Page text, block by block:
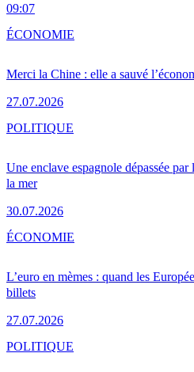
09:07
Merci la Chine : elle a sauvé
27.07.2026
ÉCONOMIE
Une enclave espagnole dépassée
la mer
30.07.2026
POLITIQUE
L’euro en mèmes : quand les
billets
27.07.2026
ÉCONOMIE
POLITIQUE